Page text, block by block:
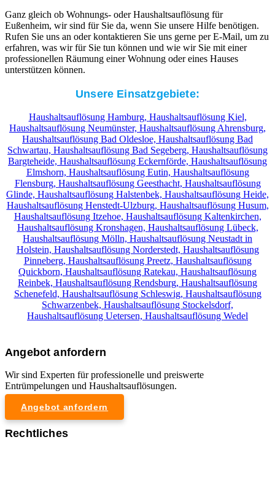
Ganz gleich ob Wohnungs- oder Haushaltsauflösung für
Eußenheim, wir sind für Sie da, wenn Sie unsere Hilfe benötigen.
Rufen Sie uns an oder kontaktieren Sie uns gerne per E-Mail, um zu
erfahren, was wir für Sie tun können und wie wir Sie mit einer
professionellen Räumung einer Wohnung oder eines Hauses
unterstützen können.
Unsere Einsatzgebiete:
Haushaltsauflösung Hamburg, Haushaltsauflösung Kiel,
Haushaltsauflösung Neumünster, Haushaltsauflösung Ahrensburg,
Haushaltsauflösung Bad Oldesloe, Haushaltsauflösung Bad
Schwartau, Haushaltsauflösung Bad Segeberg, Haushaltsauflösung
Bargteheide, Haushaltsauflösung Eckernförde, Haushaltsauflösung
Elmshorn, Haushaltsauflösung Eutin, Haushaltsauflösung
Flensburg, Haushaltsauflösung Geesthacht, Haushaltsauflösung
Glinde, Haushaltsauflösung Halstenbek, Haushaltsauflösung Heide,
Haushaltsauflösung Henstedt-Ulzburg, Haushaltsauflösung Husum,
Haushaltsauflösung Itzehoe, Haushaltsauflösung Kaltenkirchen,
Haushaltsauflösung Kronshagen, Haushaltsauflösung Lübeck,
Haushaltsauflösung Mölln, Haushaltsauflösung Neustadt in
Holstein, Haushaltsauflösung Norderstedt, Haushaltsauflösung
Pinneberg, Haushaltsauflösung Preetz, Haushaltsauflösung
Quickborn, Haushaltsauflösung Ratekau, Haushaltsauflösung
Reinbek, Haushaltsauflösung Rendsburg, Haushaltsauflösung
Schenefeld, Haushaltsauflösung Schleswig, Haushaltsauflösung
Schwarzenbek, Haushaltsauflösung Stockelsdorf,
Haushaltsauflösung Uetersen, Haushaltsauflösung Wedel
Angebot anfordern
Wir sind Experten für professionelle und preiswerte
Entrümpelungen und Haushaltsauflösungen.
Angebot anfordern
Rechtliches